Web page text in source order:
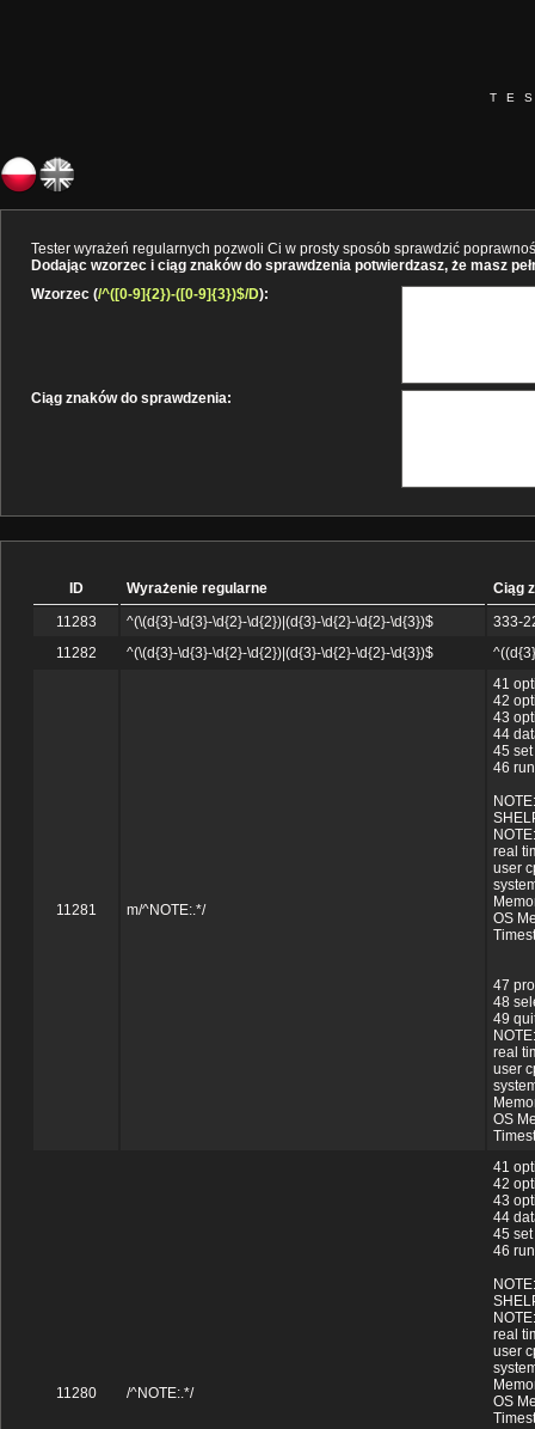
Tester wyrażeń regularnych pozwoli Ci w prosty sposób sprawdzić
Dodając wzorzec i ciąg znaków do sprawdzenia potwierdzasz, że masz
Wzorzec (/^([0-9]{2})-([0-9]{3})$/D):
Ciąg znaków do sprawdzenia:
ID Wyrażenie regularne
Ciąg
11283
^(\(d{3}-\d{3}-\d{2}-\d{2})|(d{3}-\d{2}-\d{2}-\d{3})$
333-
11282
^(\(d{3}-\d{3}-\d{2}-\d{2})|(d{3}-\d{2}-\d{2}-\d{3})$
11281 m/^NOTE:.*/
41
42
43
44
45
46
real
user
OS
47
48
49
real
user
OS
11280 /^NOTE:.*/
41
42
43
44
45
46
real
user
OS